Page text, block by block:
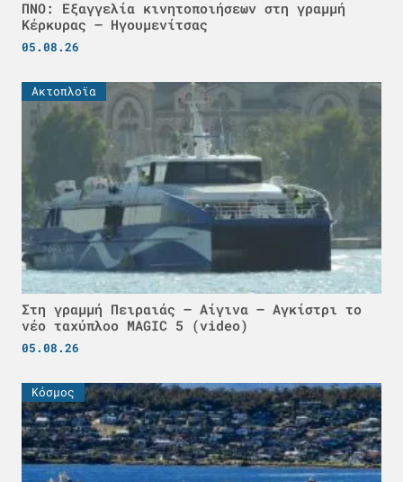
ΠΝΟ: Εξαγγελία κινητοποιήσεων στη γραμμή
Κέρκυρας – Ηγουμενίτσας
05.08.26
Ακτοπλοϊα
Στη γραμμή Πειραιάς – Αίγινα – Αγκίστρι το
νέο ταχύπλοο MAGIC 5 (video)
05.08.26
Κόσμος